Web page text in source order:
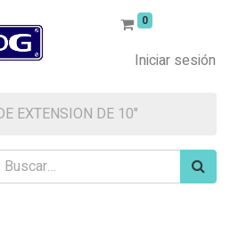
0
Iniciar sesión
EXTENSION DE 10"